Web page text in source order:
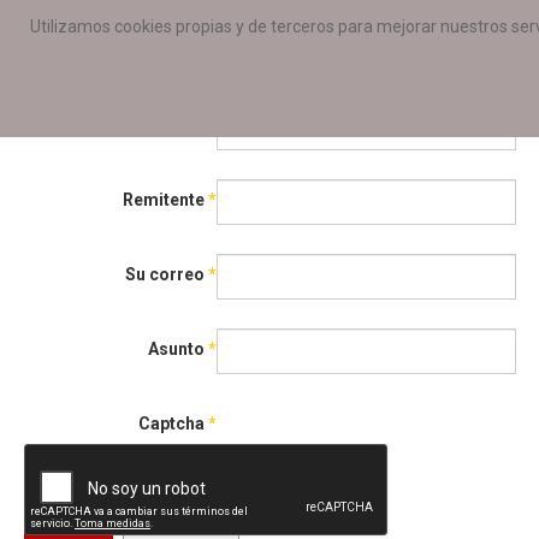
Utilizamos cookies propias y de terceros para mejorar nuestros
Envíe por correo electrónico este
Remitente*
Su correo *
Asunto *
Captcha *